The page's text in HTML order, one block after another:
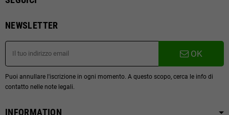
NEWSLETTER
OK
Puoi annullare l'iscrizione in ogni momento. A questo scopo, cerca le info di
contatto nelle note legali.
INFORMATION